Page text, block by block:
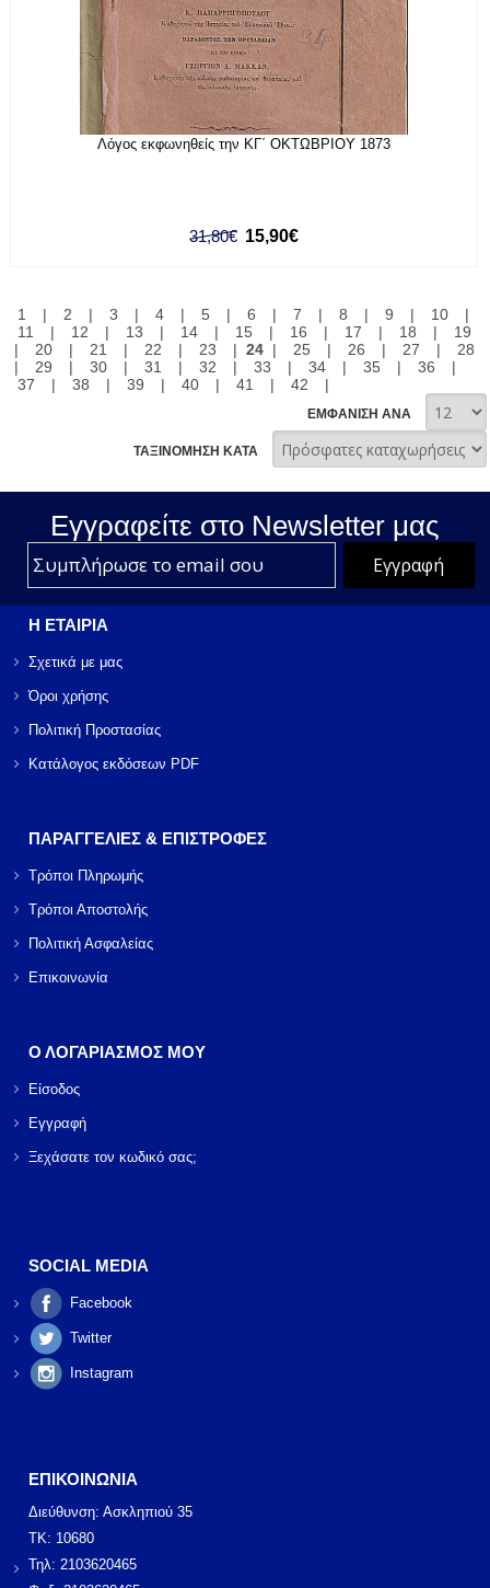
Λόγος εκφωνηθείς την ΚΓ΄ ΟΚΤΩΒΡΙΟΥ 1873
31,80€ 15,90€
1 | 2 | 3 | 4 | 5 | 6 | 7 | 8 | 9 | 10
|
11
| 12 | 13 | 14 | 15 | 16 | 17 | 18 |
19
|
20 | 21 | 22 | 23 | 24| 25 | 26 | 27 |
28
|
29 | 30 | 31 | 32 | 33 | 34 | 35 | 36
|
37
| 38 | 39 | 40 | 41 | 42 |
ΕΜΦΑΝΙΣΗ ΑΝΑ
ΤΑΞΙΝΟΜΗΣΗ ΚΑΤΑ
Εγγραφείτε στο Νewsletter μας
Η ΕΤΑΙΡΙΑ
Σχετικά με μας
Όροι χρήσης
Πολιτική Προστασίας
Κατάλογος εκδόσεων PDF
ΠΑΡΑΓΓΕΛΙΕΣ & ΕΠΙΣΤΡΟΦΕΣ
Τρόποι Πληρωμής
Τρόποι Αποστολής
Πολιτική Ασφαλείας
Επικοινωνία
Ο ΛΟΓΑΡΙΑΣΜΟΣ ΜΟΥ
Είσοδος
Εγγραφή
Ξεχάσατε τον κωδικό σας;
SOCIAL MEDIA
Facebook
Twitter
Instagram
ΕΠΙΚΟΙΝΩΝΙΑ
Διεύθυνση: Ασκληπιού 35
ΤΚ: 10680
Τηλ: 2103620465